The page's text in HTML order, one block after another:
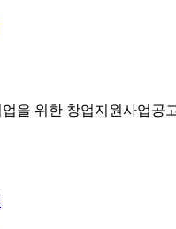
을 위한 창업지원사업공